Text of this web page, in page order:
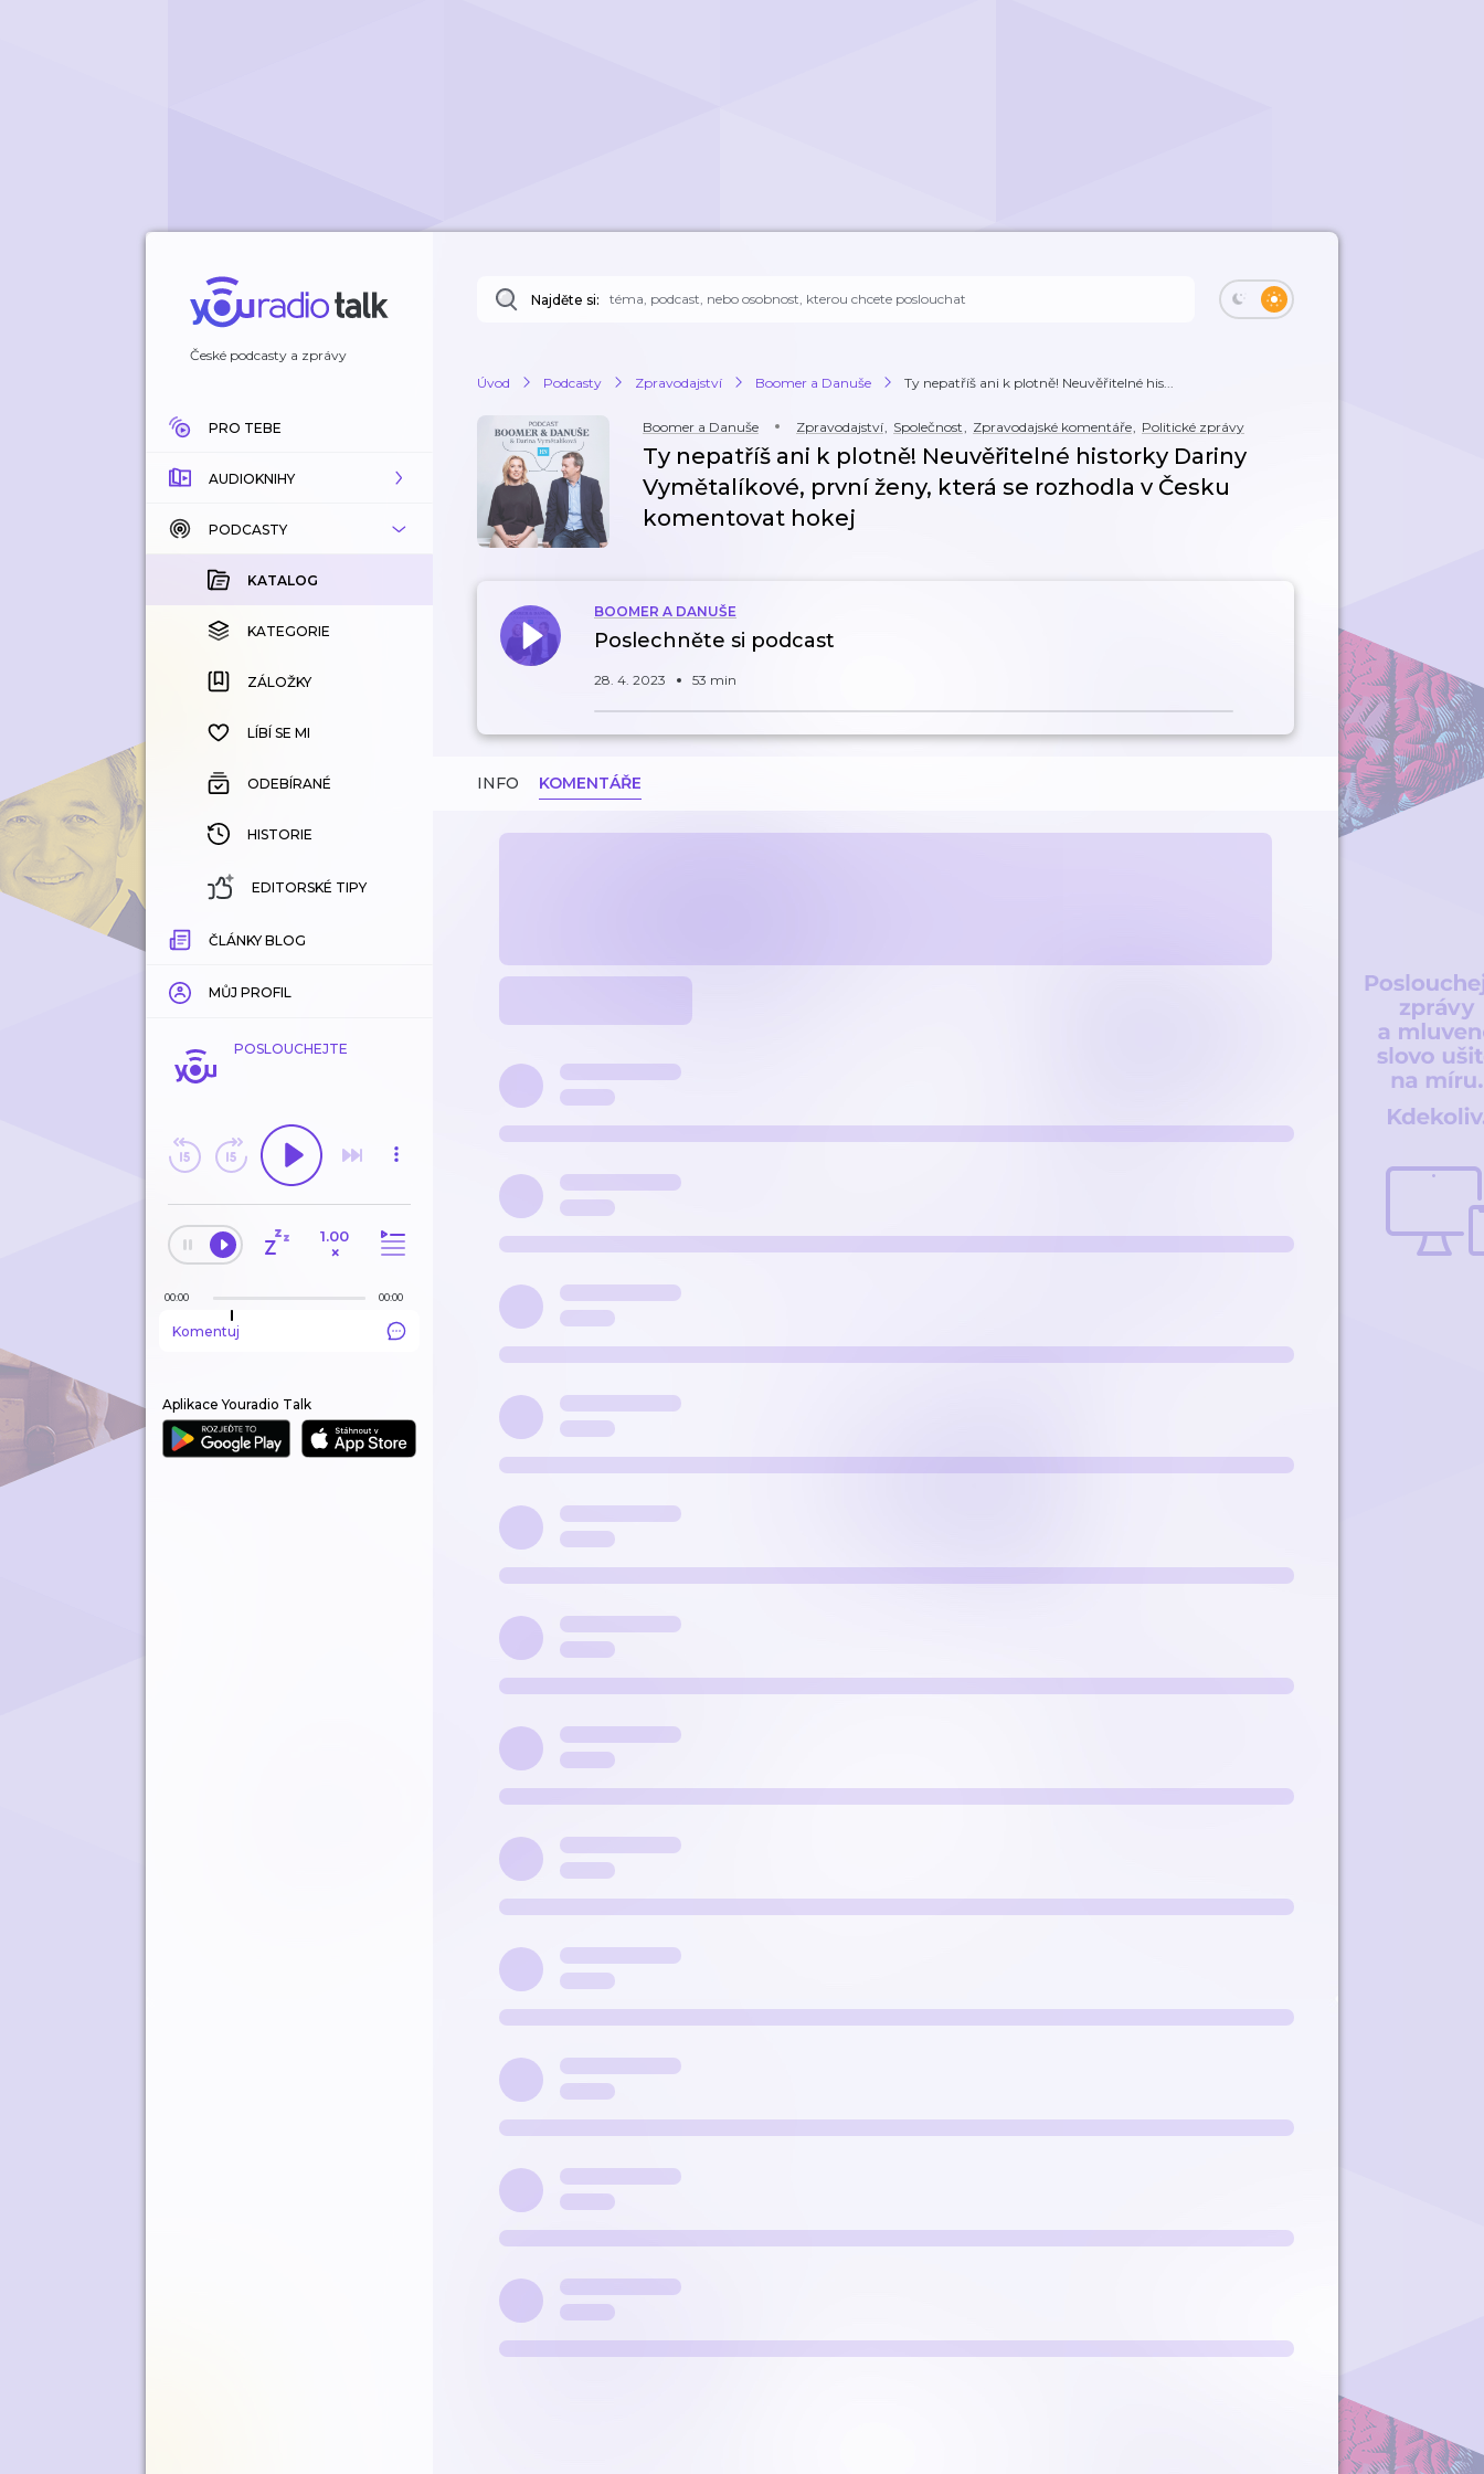
České podcasty a zprávy
PRO TEBE
AUDIOKNIHY
KATALOG
KOUPENÉ
KATEGORIE
ZÁLOŽKY
HISTORIE
PODCASTY
KATALOG
KATEGORIE
ZÁLOŽKY
LÍBÍ SE MI
ODEBÍRANÉ
HISTORIE
EDITORSKÉ TIPY
ČLÁNKY BLOG
MŮJ PROFIL
POSLOUCHEJTE
1.00
×
00:00 00:00
Komentuj
Aplikace Youradio Talk
Najděte si:
Úvod Podcasty Zpravodajství Boomer a Danuše Ty nepatříš ani k plotně! Neuvěřitelné his...
Boomer a Danuše Zpravodajství, Společnost, Zpravodajské komentáře, Politické zprávy
Ty nepatříš ani k plotně! Neuvěřitelné historky Dariny
Vymětalíkové, první ženy, která se rozhodla v Česku
komentovat hokej
BOOMER A DANUŠE
Poslechněte si podcast
28. 4. 2023 53 min
INFO KOMENTÁŘE